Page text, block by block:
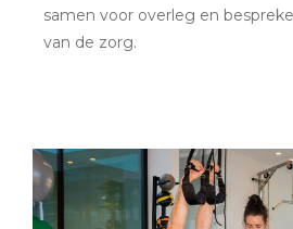
samen voor overleg en
van de zorg.